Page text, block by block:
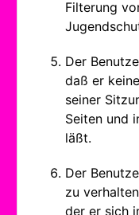
Filterung
Der
daß er
seiner
Seiten und
läßt.
Der
zu
der er sich